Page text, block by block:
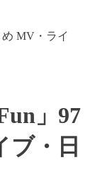
め MV・ライ
」97
・日